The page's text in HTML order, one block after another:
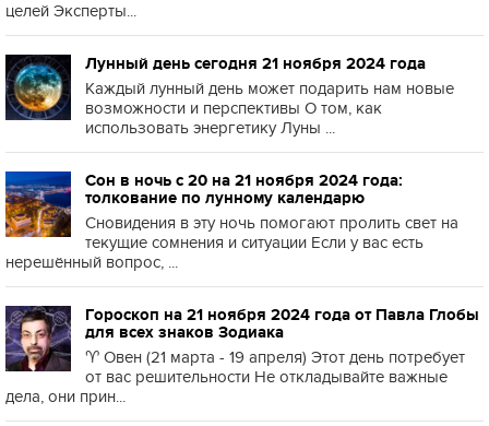
целей Эксперты...
Лунный день сегодня 21 ноября 2024 года
Каждый лунный день может подарить нам новые
возможности и перспективы О том, как
использовать энергетику Луны ...
Сон в ночь с 20 на 21 ноября 2024 года:
толкование по лунному календарю
Сновидения в эту ночь помогают пролить свет на
текущие сомнения и ситуации Если у вас есть
нерешённый вопрос, ...
Гороскоп на 21 ноября 2024 года от Павла Глобы
для всех знаков Зодиака
♈️ Овен (21 марта - 19 апреля) Этот день потребует
от вас решительности Не откладывайте важные
дела, они прин...